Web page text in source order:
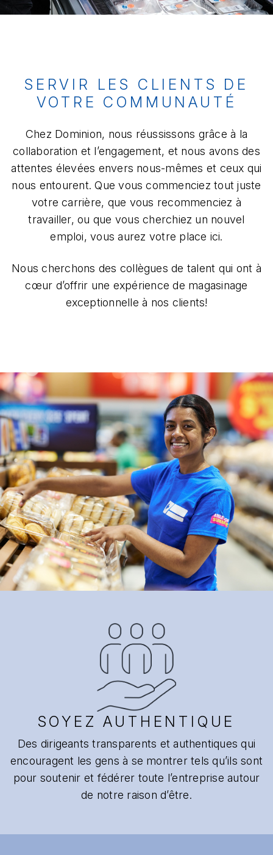
SERVIR LES CLIENTS DE
VOTRE COMMUNAUTÉ
Chez Dominion, nous réussissons grâce à la
collaboration et l’engagement, et nous avons des
attentes élevées envers nous-mêmes et ceux qui
nous entourent. Que vous commenciez tout juste
votre carrière, que vous recommenciez à
travailler, ou que vous cherchiez un nouvel
emploi, vous aurez votre place ici.
Nous cherchons des collègues de talent qui ont à
cœur d’offrir une expérience de magasinage
exceptionnelle à nos clients!
SOYEZ AUTHENTIQUE
Des dirigeants transparents et authentiques qui
encouragent les gens à se montrer tels qu’ils sont
pour soutenir et fédérer toute l’entreprise autour
de notre raison d’être.